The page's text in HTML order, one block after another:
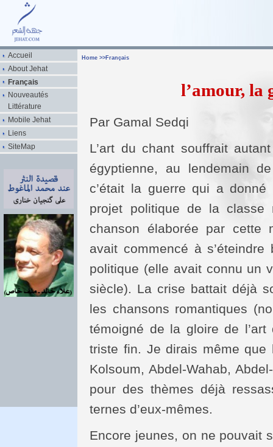
Accueil
About Jehat
Français
Nouveautés
Littérature
Mobile Jehat
Liens
SiteMap
Home >> Français
l’amour, la
Par Gamal Sedqi
L’art du chant souffrait
égyptienne, au lendemain
c’était la guerre qui a
projet politique de la classe
chanson élaborée par cette
avait commencé à
politique (elle avait connu un
siècle). La crise battait déjà
les chansons romantiques
témoigné de la gloire de
triste fin. Je dirais même que
Kolsoum, Abdel-Wahab,
pour des thèmes déjà
ternes d’eux-mêmes.
Encore jeunes, on ne pouvait